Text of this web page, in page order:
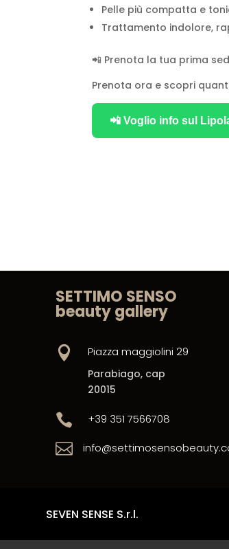
Pelle più compatta e
Trattamento indolore,
📲 Prenota la tua prima
Prenota ora e scopri
📲 Voglio info sul
SETTIMO SENSO
beauty gallery
 Piazza maggiolini 29
Parabiago, cap
20015
 +39 351 7566708

SEVEN SENSE S.r.l.